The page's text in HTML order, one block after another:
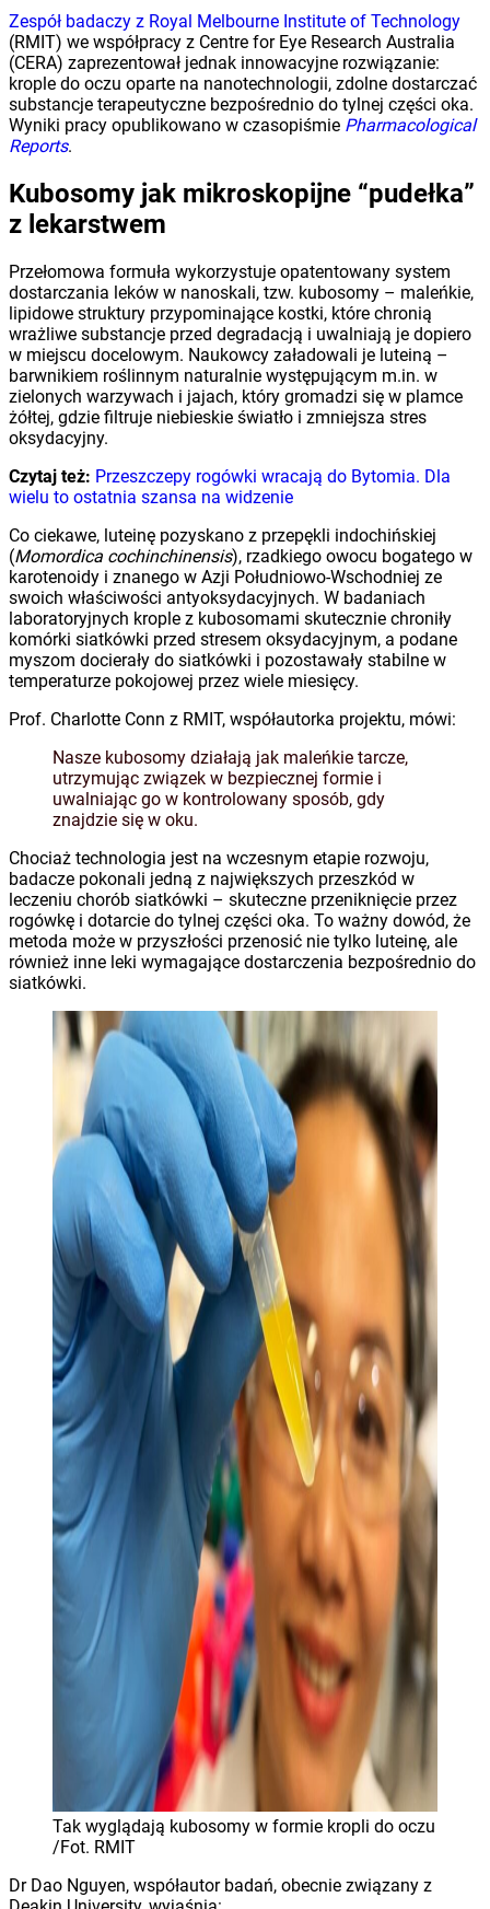
Zespół badaczy z Royal Melbourne Institute of Technology
(RMIT) we współpracy z Centre for Eye Research Australia
(CERA) zaprezentował jednak innowacyjne rozwiązanie:
krople do oczu oparte na nanotechnologii, zdolne dostarczać
substancje terapeutyczne bezpośrednio do tylnej części oka.
Wyniki pracy opublikowano w czasopiśmie Pharmacological
Reports.
Kubosomy jak mikroskopijne “pudełka”
z lekarstwem
Przełomowa formuła wykorzystuje opatentowany system
dostarczania leków w nanoskali, tzw. kubosomy – maleńkie,
lipidowe struktury przypominające kostki, które chronią
wrażliwe substancje przed degradacją i uwalniają je dopiero
w miejscu docelowym. Naukowcy załadowali je luteiną –
barwnikiem roślinnym naturalnie występującym m.in. w
zielonych warzywach i jajach, który gromadzi się w plamce
żółtej, gdzie filtruje niebieskie światło i zmniejsza stres
oksydacyjny.
Czytaj też: Przeszczepy rogówki wracają do Bytomia. Dla
wielu to ostatnia szansa na widzenie
Co ciekawe, luteinę pozyskano z przepękli indochińskiej
(Momordica cochinchinensis), rzadkiego owocu bogatego w
karotenoidy i znanego w Azji Południowo-Wschodniej ze
swoich właściwości antyoksydacyjnych. W badaniach
laboratoryjnych krople z kubosomami skutecznie chroniły
komórki siatkówki przed stresem oksydacyjnym, a podane
myszom docierały do siatkówki i pozostawały stabilne w
temperaturze pokojowej przez wiele miesięcy.
Prof. Charlotte Conn z RMIT, współautorka projektu, mówi:
Nasze kubosomy działają jak maleńkie tarcze,
utrzymując związek w bezpiecznej formie i
uwalniając go w kontrolowany sposób, gdy
znajdzie się w oku.
Chociaż technologia jest na wczesnym etapie rozwoju,
badacze pokonali jedną z największych przeszkód w
leczeniu chorób siatkówki – skuteczne przeniknięcie przez
rogówkę i dotarcie do tylnej części oka. To ważny dowód, że
metoda może w przyszłości przenosić nie tylko luteinę, ale
również inne leki wymagające dostarczenia bezpośrednio do
siatkówki.
Tak wyglądają kubosomy w formie kropli do oczu
/Fot. RMIT
Dr Dao Nguyen, współautor badań, obecnie związany z